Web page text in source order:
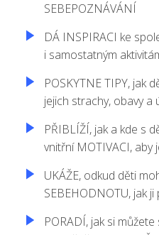
SEBEPOZNÁVÁNÍ
DÁ INSPIRACI ke
i samostatným
POSKYTNE TIPY, jak
jejich strachy, obavy a
PŘIBLÍŽÍ, jak a kde s
vnitřní MOTIVACI, aby
UKÁŽE, odkud děti
SEBEHODNOTU, jak
PORADÍ, jak si